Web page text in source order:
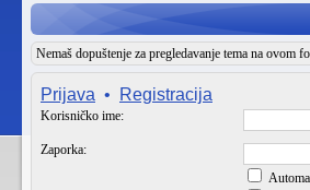
Nemaš dopuštenje za pregledavanje tema na ovom
Prijava • Registracija
Korisničko ime:
Zaporka: